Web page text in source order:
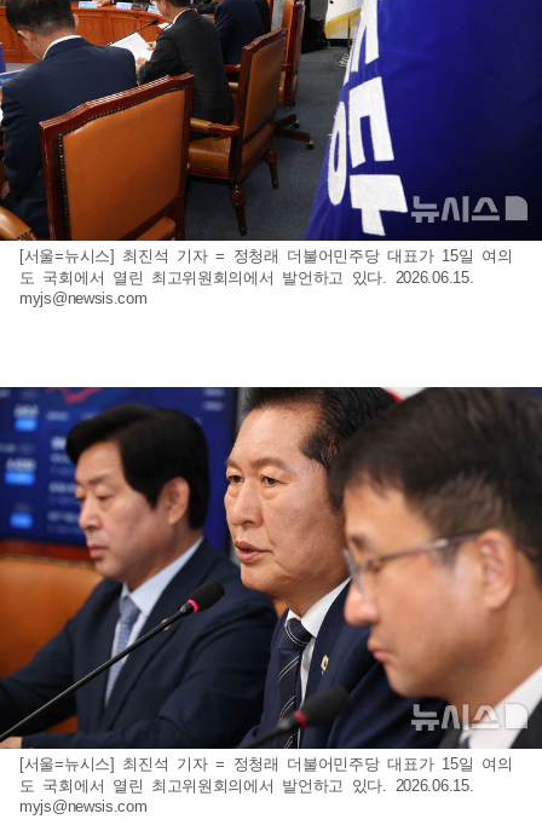
[서울=뉴시스] 최진석 기자 = 정청래 더불어민주당 대표가 15일 여의
도 국회에서 열린 최고위원회의에서 발언하고 있다. 2026.06.15.
myjs@newsis.com
[서울=뉴시스] 최진석 기자 = 정청래 더불어민주당 대표가 15일 여의
도 국회에서 열린 최고위원회의에서 발언하고 있다. 2026.06.15.
myjs@newsis.com